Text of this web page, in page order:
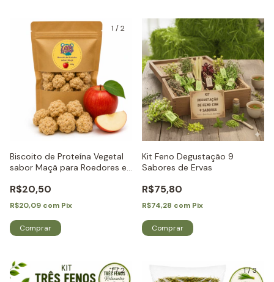
1 /2
Biscoito de Proteína Vegetal
sabor Maçã para Roedores e
R$20,50
R$20,09 com Pix
Kit Feno Degustação 9
Sabores de Ervas
R$75,80
R$74,28 com Pix
1/2 1/3